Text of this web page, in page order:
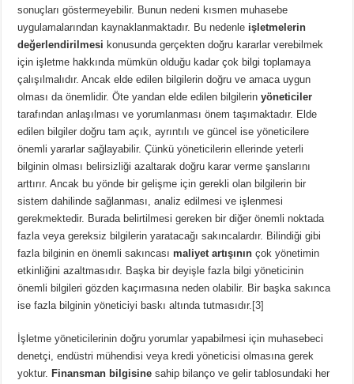
sonuçları göstermeyebilir. Bunun nedeni kısmen muhasebe
uygulamalarından kaynaklanmaktadır. Bu nedenle işletmelerin
değerlendirilmesi konusunda gerçekten doğru kararlar verebilmek
için işletme hakkında mümkün olduğu kadar çok bilgi toplamaya
çalışılmalıdır. Ancak elde edilen bilgilerin doğru ve amaca uygun
olması da önemlidir. Öte yandan elde edilen bilgilerinyöneticiler
tarafından anlaşılması ve yorumlanması önem taşımaktadır. Elde
edilen bilgiler doğru tam açık, ayrıntılı ve güncel ise yöneticilere
önemli yararlar sağlayabilir. Çünkü yöneticilerin ellerinde yeterli
bilginin olması belirsizliği azaltarak doğru karar verme şanslarını
arttırır. Ancak bu yönde bir gelişme için gerekli olan bilgilerin bir
sistem dahilinde sağlanması, analiz edilmesi ve işlenmesi
gerekmektedir. Burada belirtilmesi gereken bir diğer önemli noktada
fazla veya gereksiz bilgilerin yaratacağı sakıncalardır. Bilindiği gibi
fazla bilginin en önemli sakıncasımaliyet artışının çok yönetimin
etkinliğini azaltmasıdır. Başka bir deyişle fazla bilgi yöneticinin
önemli bilgileri gözden kaçırmasına neden olabilir. Bir başka sakınca
ise fazla bilginin yöneticiyi baskı altında tutmasıdır. [3]
İşletme yöneticilerinin doğru yorumlar yapabilmesi için muhasebeci
denetçi, endüstri mühendisi veya kredi yöneticisi olmasına gerek
yoktur. Finansman bilgisine sahip bilanço ve gelir tablosundaki her